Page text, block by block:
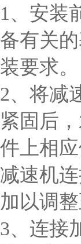
1、安装
备有关
装要求。
2、将减
紧固后
件上相
减速机
加以调
3、连接